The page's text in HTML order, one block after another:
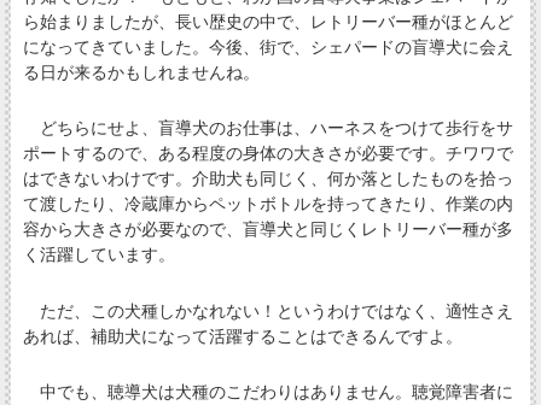
ら始まりましたが、長い歴史の中で、レトリーバー種がほとんど
になってきていました。今後、街で、シェパードの盲導犬に会え
る日が来るかもしれませんね。
どちらにせよ、盲導犬のお仕事は、ハーネスをつけて歩行をサ
ポートするので、ある程度の身体の大きさが必要です。チワワで
はできないわけです。介助犬も同じく、何か落としたものを拾っ
て渡したり、冷蔵庫からペットボトルを持ってきたり、作業の内
容から大きさが必要なので、盲導犬と同じくレトリーバー種が多
く活躍しています。
ただ、この犬種しかなれない！というわけではなく、適性さえ
あれば、補助犬になって活躍することはできるんですよ。
中でも、聴導犬は犬種のこだわりはありません。聴覚障害者に